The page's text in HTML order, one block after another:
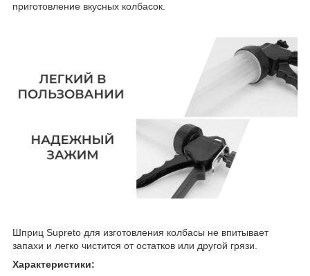
приготовление вкусных колбасок.
Шприц Supreto для изготовления колбасы не впитывает
запахи и легко чистится от остатков или другой грязи.
Характеристики: